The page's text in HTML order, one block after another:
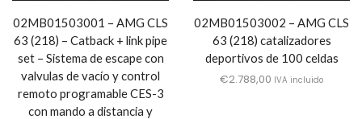
02MB01503001 – AMG CLS
63 (218) – Catback + link pipe
set – Sistema de escape con
valvulas de vacío y control
remoto programable CES-3
con mando a distancia y
02MB01503002 – AMG CLS
63 (218) catalizadores
deportivos de 100 celdas
€2.788,00 IVA incluido